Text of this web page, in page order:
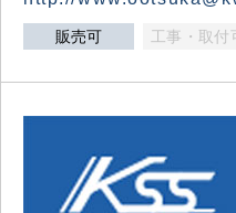
販売可 工事・取付